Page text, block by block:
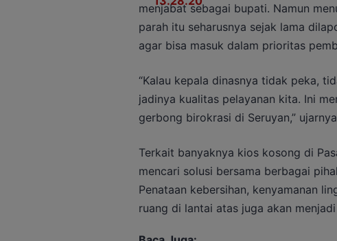
menjabat sebagai bupati. Namun
parah itu seharusnya sejak lama
agar bisa masuk dalam prioritas
“Kalau kepala dinasnya tidak peka,
jadinya kualitas pelayanan kita. Ini
gerbong birokrasi di Seruyan,”
Terkait banyaknya kios kosong di
mencari solusi bersama berbagai
Penataan kebersihan, kenyamanan
ruang di lantai atas juga akan